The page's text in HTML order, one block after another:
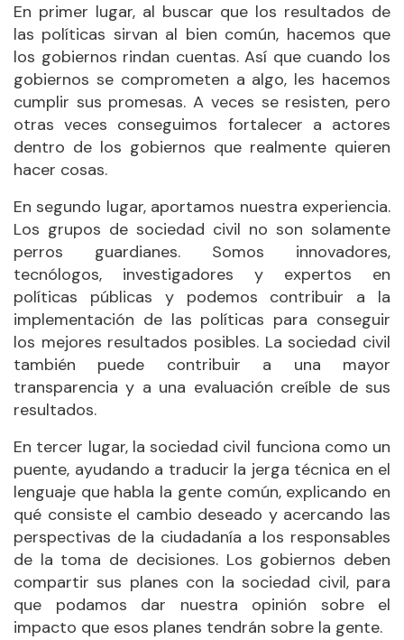
En primer lugar, al buscar que los resultados de
las políticas sirvan al bien común, hacemos que
los gobiernos rindan cuentas. Así que cuando los
gobiernos se comprometen a algo, les hacemos
cumplir sus promesas. A veces se resisten, pero
otras veces conseguimos fortalecer a actores
dentro de los gobiernos que realmente quieren
hacer cosas.
En segundo lugar, aportamos nuestra experiencia.
Los grupos de sociedad civil no son solamente
perros guardianes. Somos innovadores,
tecnólogos, investigadores y expertos en
políticas públicas y podemos contribuir a la
implementación de las políticas para conseguir
los mejores resultados posibles. La sociedad civil
también puede contribuir a una mayor
transparencia y a una evaluación creíble de sus
resultados.
En tercer lugar, la sociedad civil funciona como un
puente, ayudando a traducir la jerga técnica en el
lenguaje que habla la gente común, explicando en
qué consiste el cambio deseado y acercando las
perspectivas de la ciudadanía a los responsables
de la toma de decisiones. Los gobiernos deben
compartir sus planes con la sociedad civil, para
que podamos dar nuestra opinión sobre el
impacto que esos planes tendrán sobre la gente.